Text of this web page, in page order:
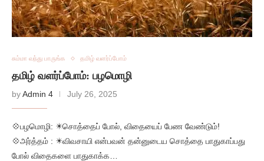
சும்மா வந்து பாருங்க தமிழ் வளர்ப்போம்
தமிழ் வளர்ப்போம்: பழமொழி
byAdmin 4 July 26, 2025
💠பழமொழி: ✴️சொத்தைப் போல், விதையைப் பேண வேண்டும்!
💠அர்த்தம் : ✴️விவசாயி என்பவன் தன்னுடைய சொத்தை பாதுகாப்பது
போல் விதைகளை பாதுகாக்க…